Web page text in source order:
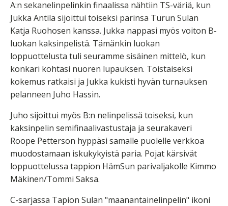
A:n sekanelinpelinkin finaalissa nähtiin TS-väriä, kun
Jukka Antila sijoittui toiseksi parinsa Turun Sulan
Katja Ruohosen kanssa. Jukka nappasi myös voiton B-
luokan kaksinpelistä. Tämänkin luokan
loppuottelusta tuli seuramme sisäinen mittelö, kun
konkari kohtasi nuoren lupauksen. Toistaiseksi
kokemus ratkaisi ja Jukka kukisti hyvän turnauksen
pelanneen Juho Hassin.
Juho sijoittui myös B:n nelinpelissä toiseksi, kun
kaksinpelin semifinaalivastustaja ja seurakaveri
Roope Petterson hyppäsi samalle puolelle verkkoa
muodostamaan iskukykyistä paria. Pojat kärsivät
loppuottelussa tappion HämSun parivaljakolle Kimmo
Mäkinen/Tommi Saksa.
C-sarjassa Tapion Sulan "maanantainelinpelin" ikoni